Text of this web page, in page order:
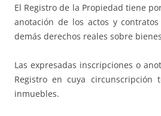
El Registro de la Propiedad tiene
anotación de los actos y
demás derechos reales sobre
Las expresadas inscripciones o
Registro en cuya circunscripción
inmuebles.